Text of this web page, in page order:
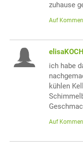
zuhause
Auf
ich habe
kühlen
Auf